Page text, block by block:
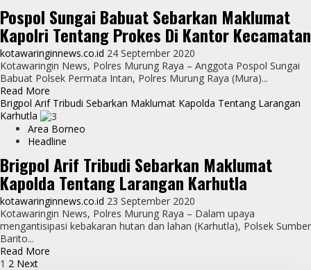
Maklumat
Kapolri
Tentang
Prokes
Di
Fasilitas
Pospol Sungai Babuat Sebarkan Maklumat
Kapolri Tentang Prokes Di Kantor Kecamatan
kotawaringinnews.co.id 24 September 2020
Kotawaringin News, Polres Murung Raya – Anggota Pospol Sungai
Babuat Polsek Permata Intan, Polres Murung Raya (Mura)...
Read More
more
about
Pospol
Sungai
Sebarkan
Maklumat
Kapolri
Tentang
Prokes
Di
Brigpol Arif Tribudi Sebarkan Maklumat Kapolda Tentang Larangan
Karhutla
Area Borneo
Headline
Brigpol Arif Tribudi Sebarkan Maklumat
Kapolda Tentang Larangan Karhutla
kotawaringinnews.co.id 23 September 2020
Kotawaringin News, Polres Murung Raya – Dalam upaya
mengantisipasi kebakaran hutan dan lahan (Karhutla), Polsek Sumber
Barito...
Read More
1 2 Next